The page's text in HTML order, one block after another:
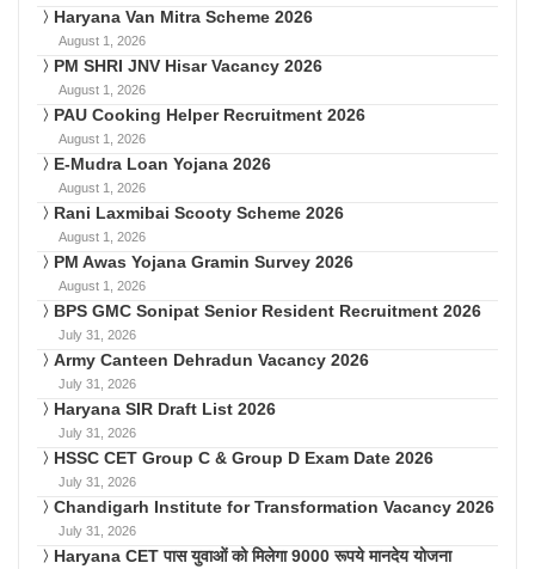
Haryana Van Mitra Scheme 2026
August 1, 2026
PM SHRI JNV Hisar Vacancy 2026
August 1, 2026
PAU Cooking Helper Recruitment 2026
August 1, 2026
E-Mudra Loan Yojana 2026
August 1, 2026
Rani Laxmibai Scooty Scheme 2026
August 1, 2026
PM Awas Yojana Gramin Survey 2026
August 1, 2026
BPS GMC Sonipat Senior Resident Recruitment 2026
July 31, 2026
Army Canteen Dehradun Vacancy 2026
July 31, 2026
Haryana SIR Draft List 2026
July 31, 2026
HSSC CET Group C & Group D Exam Date 2026
July 31, 2026
Chandigarh Institute for Transformation Vacancy 2026
July 31, 2026
Haryana CET पास युवाओं को मिलेगा 9000 रूपये मानदेय योजना